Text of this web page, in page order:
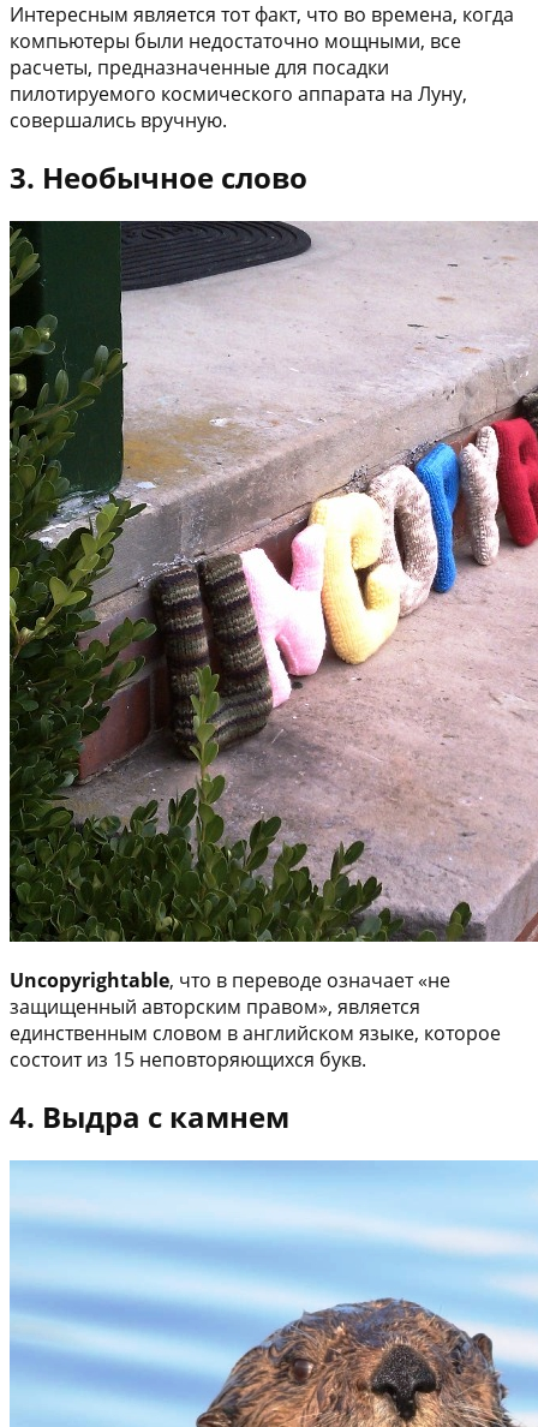
Интересным является тот факт, что во времена, когда
компьютеры были недостаточно мощными, все
расчеты, предназначенные для посадки
пилотируемого космического аппарата на Луну,
совершались вручную.
3. Необычное слово
Uncopyrightable, что в переводе означает «не
защищенный авторским правом», является
единственным словом в английском языке, которое
состоит из 15 неповторяющихся букв.
4. Выдра с камнем